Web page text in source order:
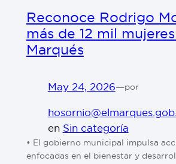
Reconoce Rodrigo
más de 12 mil
Marqués
May 24, 2026—por
en Sin categoría
• El gobierno municipal impulsa
enfocadas en el bienestar y